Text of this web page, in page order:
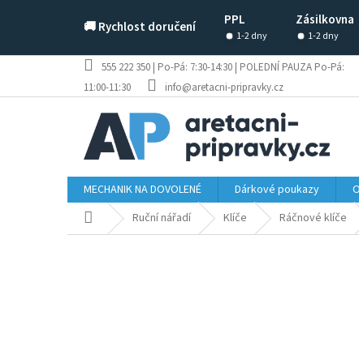
🚚 Rychlost doručení PPL Zásilkovna
1-2 dny 1-2 dny
555 222 350 | Po-Pá: 7:30-14:30 | POLEDNÍ PAUZA Po-Pá:
11:00-11:30
info@aretacni-pripravky.cz
MECHANIK NA DOVOLENÉ Dárkové poukazy
Domů Ruční nářadí Klíče Ráčnové klíče